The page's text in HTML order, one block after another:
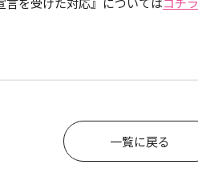
一覧に戻る